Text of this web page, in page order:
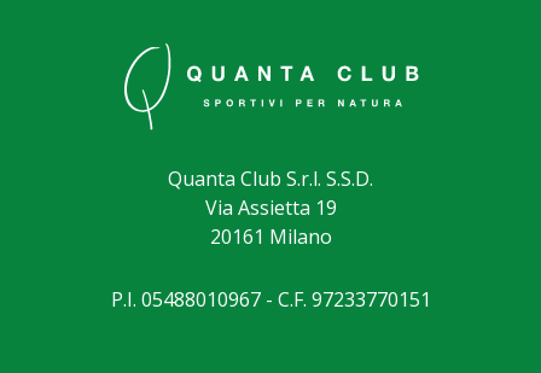
Quanta Club S.r.l. S.S.D.
Via Assietta 19
20161 Milano
P.I. 05488010967 - C.F. 97233770151